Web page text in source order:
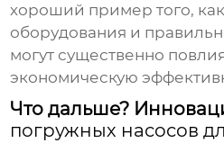
хороший пример того,
оборудования и
могут существенно
экономическую
Что дальше?
погружных насосов